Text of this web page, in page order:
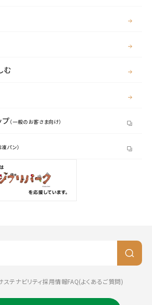
む
プ（一般のお客さま向け）
パン）
ステナビリティ採用情報FAQ(よくあるご質問)